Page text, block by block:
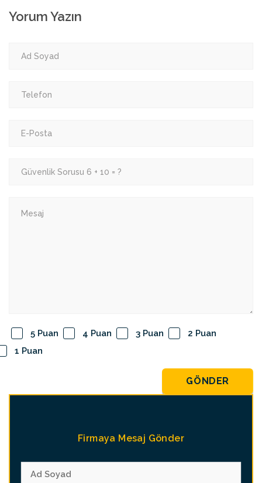
Yorum Yazın
5 Puan 4 Puan 3 Puan
2 Puan
1 Puan
GÖNDER
Firmaya Mesaj Gönder